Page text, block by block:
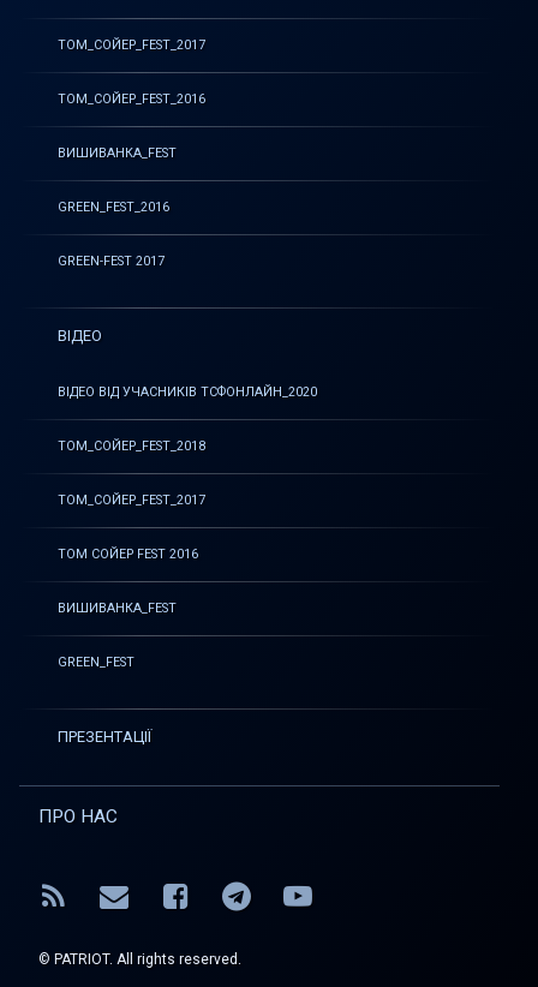
ТОМ_СОЙЕР_FEST_2017
ТОМ_СОЙЕР_FEST_2016
ВИШИВАНКА_FEST
GREEN_FEST_2016
GREEN-FEST 2017
ВІДЕО
ВІДЕО ВІД УЧАСНИКІВ ТСФОНЛАЙН_2020
ТОМ_СОЙЕР_FEST_2018
ТОМ_СОЙЕР_FEST_2017
ТОМ СОЙЕР FEST 2016
ВИШИВАНКА_FEST
GREEN_FEST
ПРЕЗЕНТАЦІЇ
ПРО НАС
RSS E-mailFacebook
TelegramYouTube
© PATRIOT. All rights reserved.